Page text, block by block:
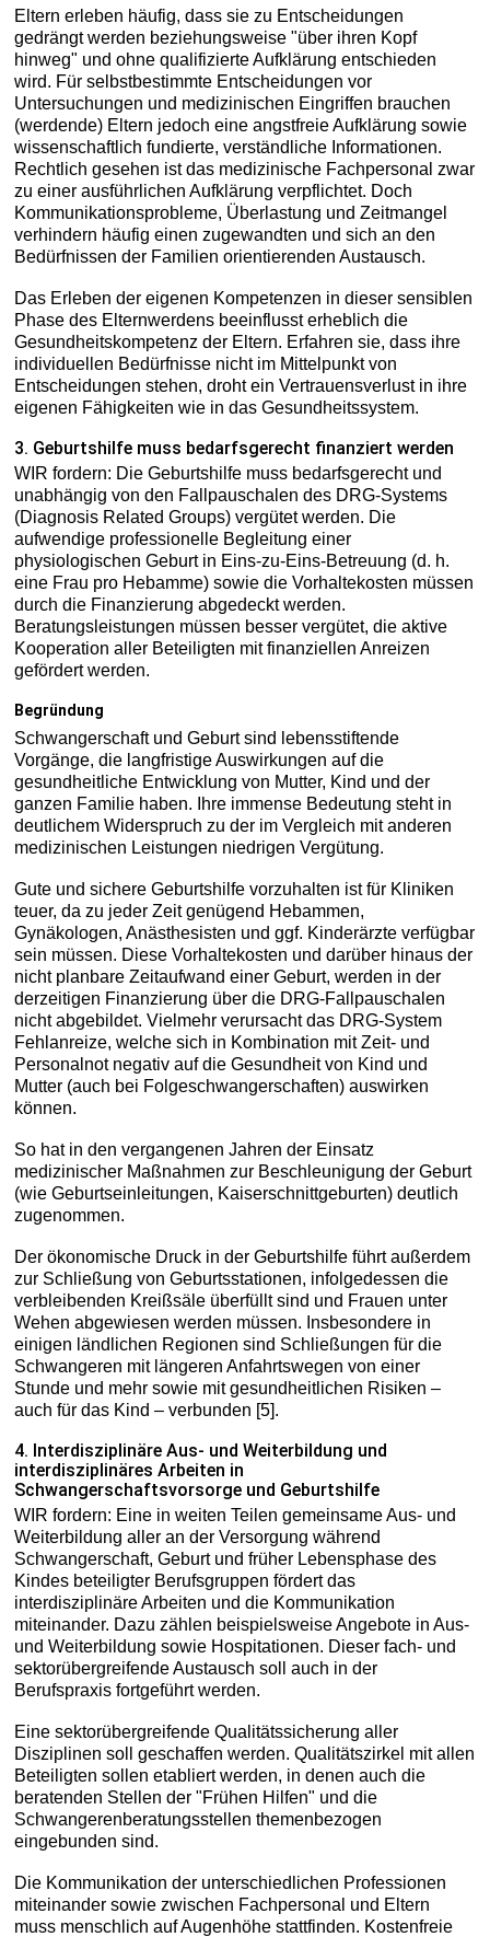
Eltern erleben häufig, dass sie zu Entscheidungen
gedrängt werden beziehungsweise "über ihren Kopf
hinweg" und ohne qualifizierte Aufklärung entschieden
wird. Für selbstbestimmte Entscheidungen vor
Untersuchungen und medizinischen Eingriffen brauchen
(werdende) Eltern jedoch eine angstfreie Aufklärung sowie
wissenschaftlich fundierte, verständliche Informationen.
Rechtlich gesehen ist das medizinische Fachpersonal zwar
zu einer ausführlichen Aufklärung verpflichtet. Doch
Kommunikationsprobleme, Überlastung und Zeitmangel
verhindern häufig einen zugewandten und sich an den
Bedürfnissen der Familien orientierenden Austausch.
Das Erleben der eigenen Kompetenzen in dieser sensiblen
Phase des Elternwerdens beeinflusst erheblich die
Gesundheitskompetenz der Eltern. Erfahren sie, dass ihre
individuellen Bedürfnisse nicht im Mittelpunkt von
Entscheidungen stehen, droht ein Vertrauensverlust in ihre
eigenen Fähigkeiten wie in das Gesundheitssystem.
3. Geburtshilfe muss bedarfsgerecht finanziert werden
WIR fordern: Die Geburtshilfe muss bedarfsgerecht und
unabhängig von den Fallpauschalen des DRG-Systems
(Diagnosis Related Groups) vergütet werden. Die
aufwendige professionelle Begleitung einer
physiologischen Geburt in Eins-zu-Eins-Betreuung (d. h.
eine Frau pro Hebamme) sowie die Vorhaltekosten müssen
durch die Finanzierung abgedeckt werden.
Beratungsleistungen müssen besser vergütet, die aktive
Kooperation aller Beteiligten mit finanziellen Anreizen
gefördert werden.
Begründung
Schwangerschaft und Geburt sind lebensstiftende
Vorgänge, die langfristige Auswirkungen auf die
gesundheitliche Entwicklung von Mutter, Kind und der
ganzen Familie haben. Ihre immense Bedeutung steht in
deutlichem Widerspruch zu der im Vergleich mit anderen
medizinischen Leistungen niedrigen Vergütung.
Gute und sichere Geburtshilfe vorzuhalten ist für Kliniken
teuer, da zu jeder Zeit genügend Hebammen,
Gynäkologen, Anästhesisten und ggf. Kinderärzte verfügbar
sein müssen. Diese Vorhaltekosten und darüber hinaus der
nicht planbare Zeitaufwand einer Geburt, werden in der
derzeitigen Finanzierung über die DRG-Fallpauschalen
nicht abgebildet. Vielmehr verursacht das DRG-System
Fehlanreize, welche sich in Kombination mit Zeit- und
Personalnot negativ auf die Gesundheit von Kind und
Mutter (auch bei Folgeschwangerschaften) auswirken
können.
So hat in den vergangenen Jahren der Einsatz
medizinischer Maßnahmen zur Beschleunigung der Geburt
(wie Geburtseinleitungen, Kaiserschnittgeburten) deutlich
zugenommen.
Der ökonomische Druck in der Geburtshilfe führt außerdem
zur Schließung von Geburtsstationen, infolgedessen die
verbleibenden Kreißsäle überfüllt sind und Frauen unter
Wehen abgewiesen werden müssen. Insbesondere in
einigen ländlichen Regionen sind Schließungen für die
Schwangeren mit längeren Anfahrtswegen von einer
Stunde und mehr sowie mit gesundheitlichen Risiken –
auch für das Kind – verbunden [5].
4. Interdisziplinäre Aus- und Weiterbildung und
interdisziplinäres Arbeiten in
Schwangerschaftsvorsorge und Geburtshilfe
WIR fordern: Eine in weiten Teilen gemeinsame Aus- und
Weiterbildung aller an der Versorgung während
Schwangerschaft, Geburt und früher Lebensphase des
Kindes beteiligter Berufsgruppen fördert das
interdisziplinäre Arbeiten und die Kommunikation
miteinander. Dazu zählen beispielsweise Angebote in Aus-
und Weiterbildung sowie Hospitationen. Dieser fach- und
sektorübergreifende Austausch soll auch in der
Berufspraxis fortgeführt werden.
Eine sektorübergreifende Qualitätssicherung aller
Disziplinen soll geschaffen werden. Qualitätszirkel mit allen
Beteiligten sollen etabliert werden, in denen auch die
beratenden Stellen der "Frühen Hilfen" und die
Schwangerenberatungsstellen themenbezogen
eingebunden sind.
Die Kommunikation der unterschiedlichen Professionen
miteinander sowie zwischen Fachpersonal und Eltern
muss menschlich auf Augenhöhe stattfinden. Kostenfreie